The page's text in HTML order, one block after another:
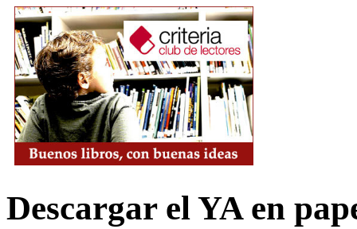
Descargar el YA en